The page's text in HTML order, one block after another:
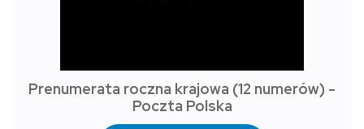
Prenumerata roczna krajowa (12 numerów) -
Poczta Polska